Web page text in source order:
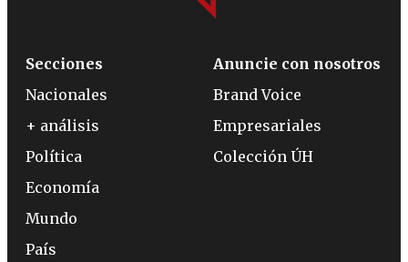
Secciones
Nacionales
+ análisis
Política
Economía
Mundo
País
Anuncie con nosotros
Brand Voice
Empresariales
Colección ÚH